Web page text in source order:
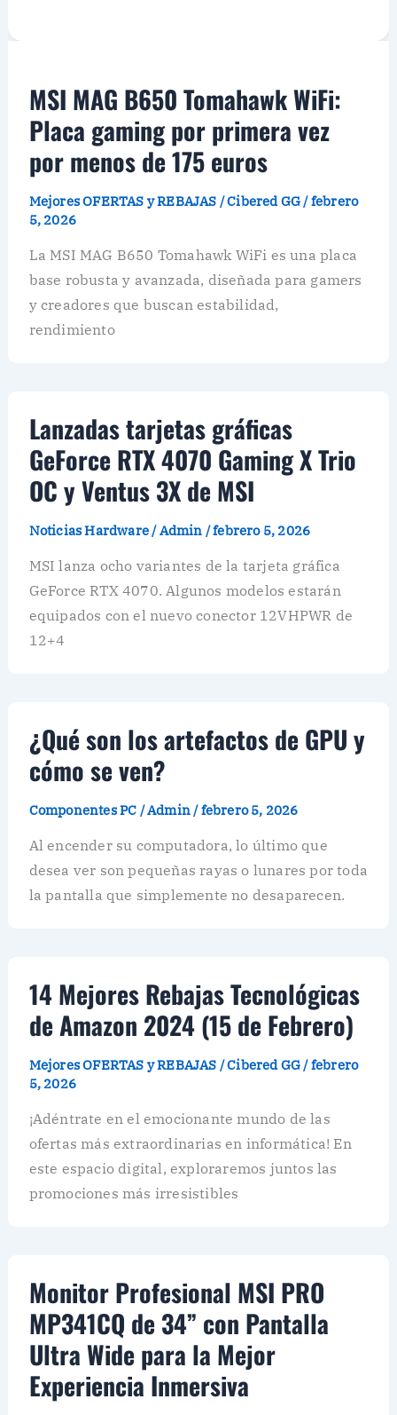
MSI MAG B650 Tomahawk WiFi:
Placa gaming por primera vez
por menos de 175 euros
Mejores OFERTAS y REBAJAS /Cibered GG/febrero
5, 2026
La MSI MAG B650 Tomahawk WiFi es una placa
base robusta y avanzada, diseñada para gamers
y creadores que buscan estabilidad,
rendimiento
Lanzadas tarjetas gráficas
GeForce RTX 4070 Gaming X Trio
OC y Ventus 3X de MSI
Noticias Hardware/Admin /febrero 5, 2026
MSI lanza ocho variantes de la tarjeta gráfica
GeForce RTX 4070. Algunos modelos estarán
equipados con el nuevo conector 12VHPWR de
12+4
¿Qué son los artefactos de GPU y
cómo se ven?
Componentes PC /Admin /febrero 5, 2026
Al encender su computadora, lo último que
desea ver son pequeñas rayas o lunares por toda
la pantalla que simplemente no desaparecen.
14 Mejores Rebajas Tecnológicas
de Amazon 2024 (15 de Febrero)
Mejores OFERTAS y REBAJAS /Cibered GG /febrero
5, 2026
¡Adéntrate en el emocionante mundo de las
ofertas más extraordinarias en informática! En
este espacio digital, exploraremos juntos las
promociones más irresistibles
Monitor Profesional MSI PRO
MP341CQ de 34” con Pantalla
Ultra Wide para la Mejor
Experiencia Inmersiva